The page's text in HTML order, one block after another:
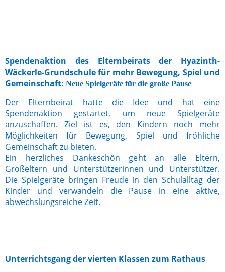
Spendenaktion des Elternbeirats der Hyazinth-
Wäckerle-Grundschule für mehr Bewegung, Spiel und
Gemeinschaft: Neue Spielgeräte für die große Pause
Der Elternbeirat hatte die Idee und hat eine
Spendenaktion gestartet, um neue Spielgeräte
anzuschaffen. Ziel ist es, den Kindern noch mehr
Möglichkeiten für Bewegung, Spiel und fröhliche
Gemeinschaft zu bieten.
Ein herzliches Dankeschön geht an alle Eltern,
Großeltern und Unterstützerinnen und Unterstützer.
Die Spielgeräte bringen Freude in den Schulalltag der
Kinder und verwandeln die Pause in eine aktive,
abwechslungsreiche Zeit.
Unterrichtsgang der vierten Klassen zum Rathaus